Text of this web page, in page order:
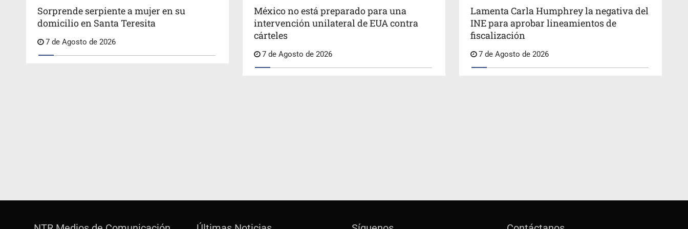
Sorprende serpiente a mujer en su
domicilio en Santa Teresita
7 de Agosto de 2026
México no está preparado para una
intervención unilateral de EUA contra
cárteles
7 de Agosto de 2026
Lamenta Carla Humphrey la negativa del
INE para aprobar lineamientos de
fiscalización
7 de Agosto de 2026